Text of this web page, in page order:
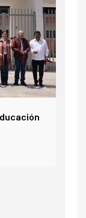
Noticias
¿Tú celular